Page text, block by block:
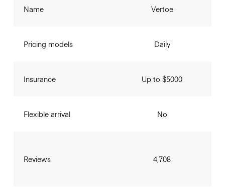
Name
Pricing models
Insurance
Flexible arrival
Reviews
Vertoe
Daily
Up to $5000
No
4,708